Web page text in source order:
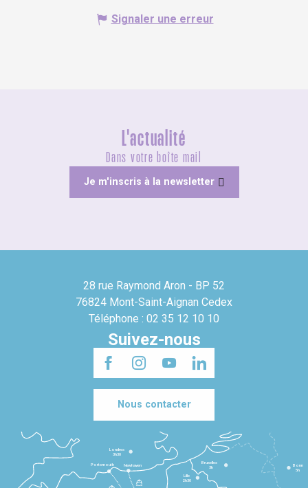
Signaler une erreur
L'actualité
Dans votre boîte mail
Je m'inscris à la newsletter
28 rue Raymond Aron - BP 52
76824 Mont-Saint-Aignan Cedex
Téléphone : 02 35 12 10 10
Suivez-nous
Nous contacter
Lille
2h30
Bruxelles
3h
Londres
3h30
Newhaven
Portsmouth
Bonn
5h